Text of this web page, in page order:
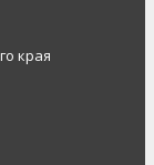
края